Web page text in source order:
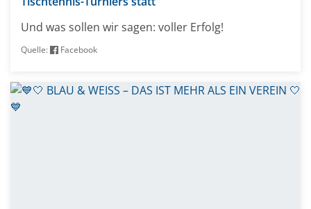
Und was sollen wir sagen: voller Erfolg!
Quelle: Facebook